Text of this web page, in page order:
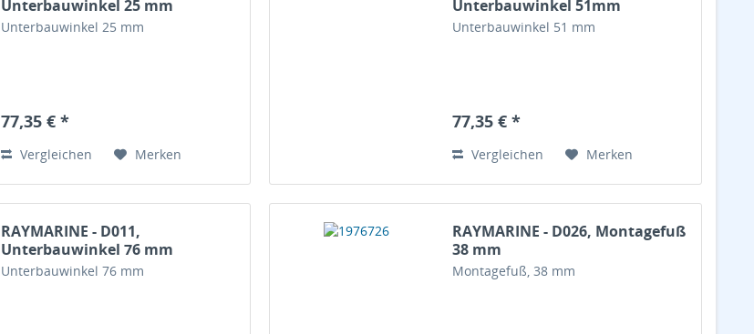
Unterbauwinkel 25 mm
Unterbauwinkel 25 mm
77,35 € *
Vergleichen Merken
Unterbauwinkel 51mm
Unterbauwinkel 51 mm
77,35 € *
Vergleichen Merken
RAYMARINE - D011,
Unterbauwinkel 76 mm
Unterbauwinkel 76 mm
RAYMARINE - D026, Montagefuß
38 mm
Montagefuß, 38 mm